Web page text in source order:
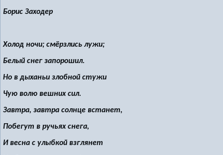
Борис Заходер
Холод ночи; смёрзлись лужи;
Белый снег запорошил.
Но в дыханьи злобной стужи
Чую волю вешних сил.
Завтра, завтра солнце встанет,
Побегут в ручьях снега,
И весна с улыбкой взглянет